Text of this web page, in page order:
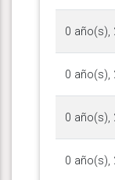
0 año(s),
0 año(s),
0 año(s),
0 año(s),